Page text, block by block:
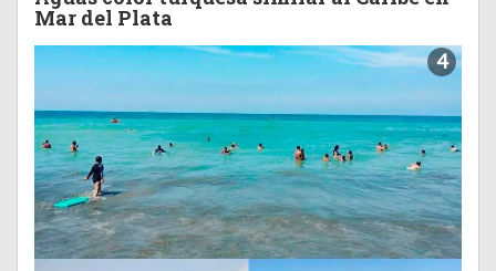
Mar del Plata
4